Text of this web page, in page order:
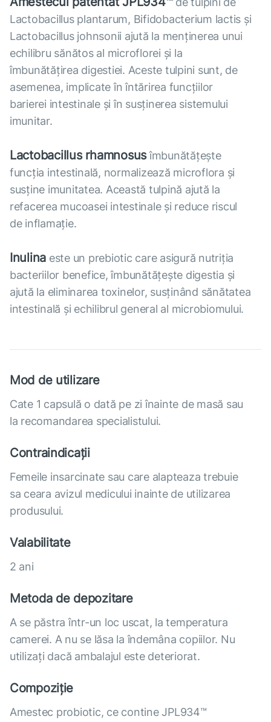
Lactobacillus plantarum, Bifidobacterium lactis și
Lactobacillus johnsonii ajută la menținerea unui
echilibru sănătos al microflorei și la
îmbunătățirea digestiei. Aceste tulpini sunt, de
asemenea, implicate în întărirea funcțiilor
barierei intestinale și în susținerea sistemului
imunitar.
Lactobacillus rhamnosusîmbunătățește
funcția intestinală, normalizează microflora și
susține imunitatea. Această tulpină ajută la
refacerea mucoasei intestinale și reduce riscul
de inflamație.
Inulina este un prebiotic care asigură nutriția
bacteriilor benefice, îmbunătățește digestia și
ajută la eliminarea toxinelor, susținând sănătatea
intestinală și echilibrul general al microbiomului.
Mod de utilizare
Cate 1 capsulă o dată pe zi înainte de masă sau
la recomandarea specialistului.
Contraindicații
Femeile insarcinate sau care alapteaza trebuie
sa ceara avizul medicului inainte de utilizarea
produsului.
Valabilitate
2 ani
Metoda de depozitare
A se păstra într-un loc uscat, la temperatura
camerei. A nu se lăsa la îndemâna copiilor. Nu
utilizați dacă ambalajul este deteriorat.
Compoziție
Amestec probiotic, ce contine JPL934™